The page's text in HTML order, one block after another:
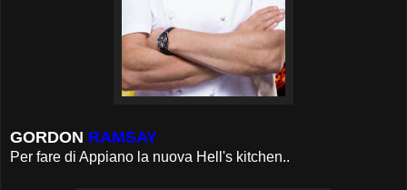
GORDON RAMSAY
Per fare di Appiano la nuova Hell's kitchen..